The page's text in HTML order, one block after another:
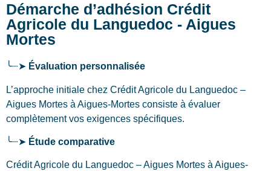
Démarche d’adhésion Crédit
Agricole du Languedoc - Aigues
Mortes
╰┈➤ Évaluation personnalisée
L’approche initiale chez Crédit Agricole du Languedoc –
Aigues Mortes à Aigues-Mortes consiste à évaluer
complètement vos exigences spécifiques.
╰┈➤ Étude comparative
Crédit Agricole du Languedoc – Aigues Mortes à Aigues-